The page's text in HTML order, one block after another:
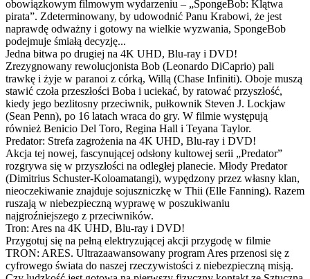
obowiązkowym filmowym wydarzeniu – „SpongeBob: Klątwa
pirata”. Zdeterminowany, by udowodnić Panu Krabowi, że jest
naprawdę odważny i gotowy na wielkie wyzwania, SpongeBob
podejmuje śmiałą decyzję...
Jedna bitwa po drugiej na 4K UHD, Blu-ray i DVD!
Zrezygnowany rewolucjonista Bob (Leonardo DiCaprio) pali
trawkę i żyje w paranoi z córką, Willą (Chase Infiniti). Oboje muszą
stawić czoła przeszłości Boba i uciekać, by ratować przyszłość,
kiedy jego bezlitosny przeciwnik, pułkownik Steven J. Lockjaw
(Sean Penn), po 16 latach wraca do gry. W filmie występują
również Benicio Del Toro, Regina Hall i Teyana Taylor.
Predator: Strefa zagrożenia na 4K UHD, Blu-ray i DVD!
Akcja tej nowej, fascynującej odsłony kultowej serii „Predator”
rozgrywa się w przyszłości na odległej planecie. Młody Predator
(Dimitrius Schuster-Koloamatangi), wypędzony przez własny klan,
nieoczekiwanie znajduje sojuszniczkę w Thii (Elle Fanning). Razem
ruszają w niebezpieczną wyprawę w poszukiwaniu
najgroźniejszego z przeciwników.
Tron: Ares na 4K UHD, Blu-ray i DVD!
Przygotuj się na pełną elektryzującej akcji przygodę w filmie
TRON: ARES. Ultrazaawansowany program Ares przenosi się z
cyfrowego świata do naszej rzeczywistości z niebezpieczną misją.